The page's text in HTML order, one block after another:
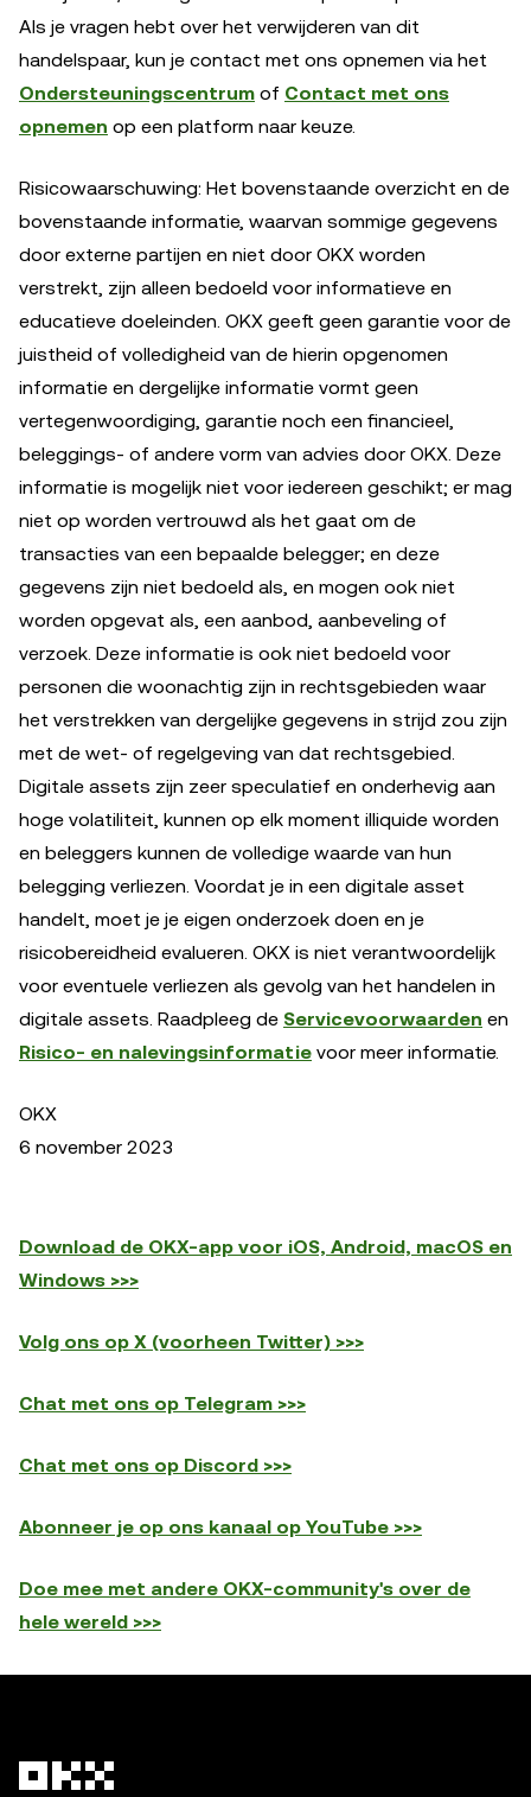
Als je vragen hebt over het verwijderen van dit
handelspaar, kun je contact met ons opnemen via het
Ondersteuningscentrum of Contact met ons
opnemen op een platform naar keuze.
Risicowaarschuwing: Het bovenstaande overzicht en de
bovenstaande informatie, waarvan sommige gegevens
door externe partijen en niet door OKX worden
verstrekt, zijn alleen bedoeld voor informatieve en
educatieve doeleinden. OKX geeft geen garantie voor de
juistheid of volledigheid van de hierin opgenomen
informatie en dergelijke informatie vormt geen
vertegenwoordiging, garantie noch een financieel,
beleggings- of andere vorm van advies door OKX. Deze
informatie is mogelijk niet voor iedereen geschikt; er mag
niet op worden vertrouwd als het gaat om de
transacties van een bepaalde belegger; en deze
gegevens zijn niet bedoeld als, en mogen ook niet
worden opgevat als, een aanbod, aanbeveling of
verzoek. Deze informatie is ook niet bedoeld voor
personen die woonachtig zijn in rechtsgebieden waar
het verstrekken van dergelijke gegevens in strijd zou zijn
met de wet- of regelgeving van dat rechtsgebied.
Digitale assets zijn zeer speculatief en onderhevig aan
hoge volatiliteit, kunnen op elk moment illiquide worden
en beleggers kunnen de volledige waarde van hun
belegging verliezen. Voordat je in een digitale asset
handelt, moet je je eigen onderzoek doen en je
risicobereidheid evalueren. OKX is niet verantwoordelijk
voor eventuele verliezen als gevolg van het handelen in
digitale assets. Raadpleeg de Servicevoorwaarden en
Risico- en nalevingsinformatie voor meer informatie.
OKX
6 november 2023
Download de OKX-app voor iOS, Android, macOS en
Windows >>>
Volg ons op X (voorheen Twitter) >>>
Chat met ons op Telegram >>>
Chat met ons op Discord >>>
Abonneer je op ons kanaal op YouTube >>>
Doe mee met andere OKX-community's over de
hele wereld >>>